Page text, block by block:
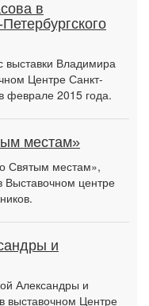
в
выставки Владимира
Центре Санкт-
феврале 2015 года.
местам»
Святым местам»,
Выставочном центре
и
Александры и
выставочном Центре